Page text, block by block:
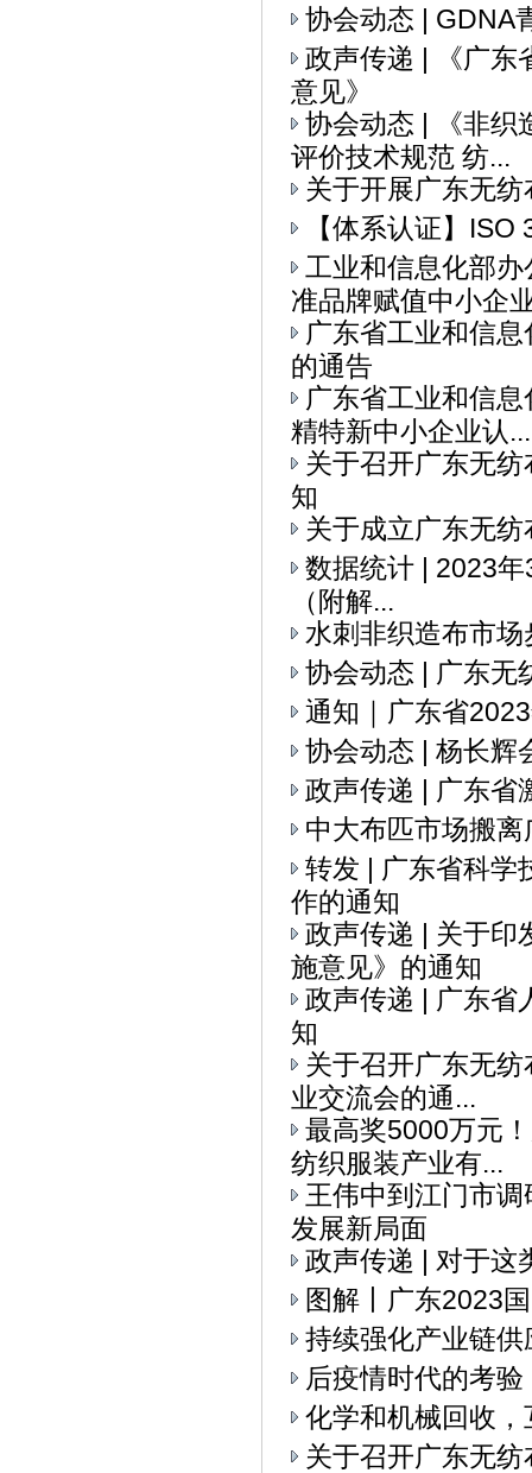
协会动态 | GDNA
政声传递 | 《广东
意见》
协会动态 | 《非织
评价技术规范 纺...
关于开展广东无
【体系认证】
工业和信息化部
准品牌赋值中小企
广东省工业和信
的通告
广东省工业和信
精特新中小企业认...
关于召开广东无
知
关于成立广东无
数据统计 | 2023
（附解...
水刺非织造布市
协会动态 | ​广东无
通知｜广东省
协会动态 | 杨长辉
政声传递 | 广东省
中大布匹市场搬
转发 | 广东省科学
作的通知
政声传递 | 关于印
施意见》的通知
政声传递 | 广东省
知
关于召开广东无纺
业交流会的通...
最高奖5000万元
纺织服装产业有...
王伟中到江门市
发展新局面
政声传递 | 对于
图解丨广东2023
持续强化产业链
后疫情时代的考验
化学和机械回收
关于召开广东无